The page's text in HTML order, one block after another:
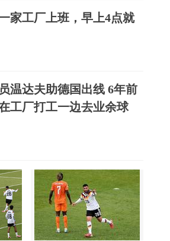
家工厂上班，早上4点就
温达夫助德国出线 6年前
工厂打工一边去业余球